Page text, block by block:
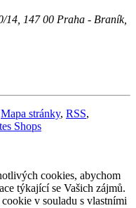
14, 147 00 Praha - Braník,
Mapa stránky, RSS,
Shops
cookies, abychom
týkající se Vašich zájmů.
v souladu s vlastními